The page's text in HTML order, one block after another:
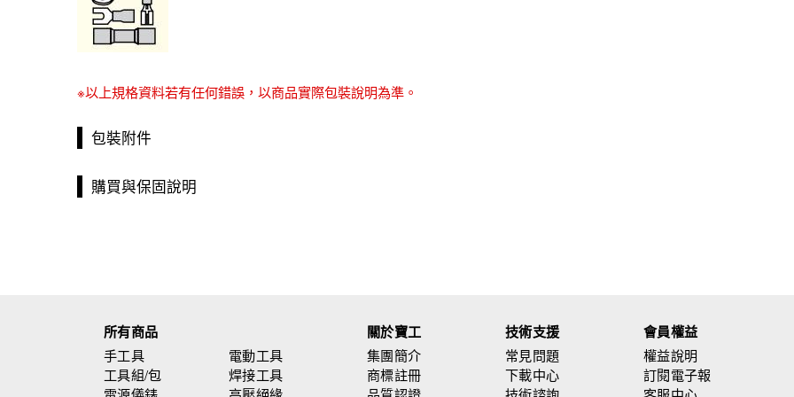
※以上規格資料若有任何錯誤，以商品實際包裝說明為準。
包裝附件
購買與保固說明
所有商品
手工具
電動工具
工具組/包
焊接工具
關於寶工
集團簡介
商標註冊
技術支援
常見問題
下載中心
會員權益
權益說明
訂閱電子報